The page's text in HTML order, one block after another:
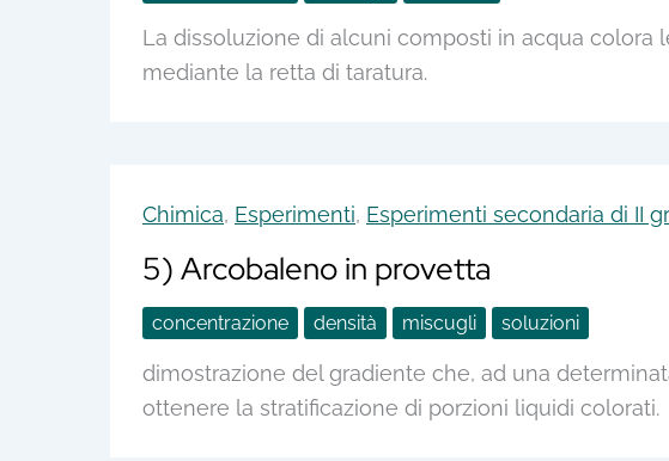
La dissoluzione di alcuni composti in acqua
mediante la retta di taratura.
Chimica, Esperimenti, Esperimenti secondaria di II
5) Arcobaleno in provetta
concentrazione densità miscugli soluzioni
dimostrazione del gradiente che, ad una
ottenere la stratificazione di porzioni liquidi colorati.